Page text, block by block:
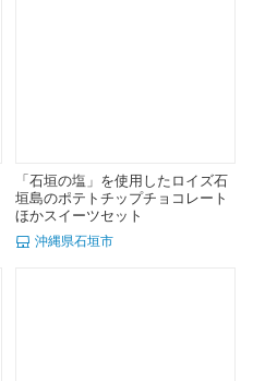
「石垣の塩」を使用したロイズ石
垣島のポテトチップチョコレート
ほかスイーツセット
沖縄県石垣市